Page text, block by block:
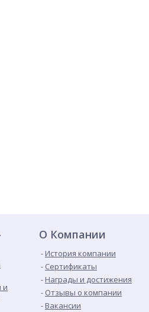
и
О Компании
История компании
Сертификаты
Награды и достижения
Отзывы о компании
Вакансии